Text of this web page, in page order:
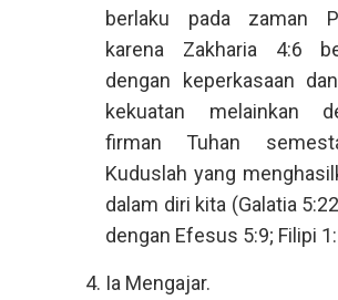
berlaku pada zaman
karena Zakharia 4:6
dengan keperkasaan
kekuatan melainkan
firman Tuhan
Kuduslah yang
dalam diri kita (Galatia
dengan Efesus 5:9; Filipi
Ia Mengajar.